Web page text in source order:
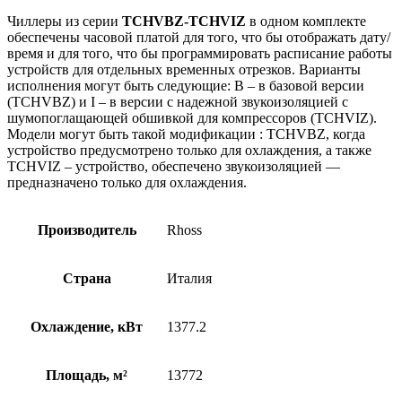
Чиллеры из серии TCHVBZ-TCHVIZ в одном комплекте
обеспечены часовой платой для того, что бы отображать дату/
время и для того, что бы программировать расписание работы
устройств для отдельных временных отрезков. Варианты
исполнения могут быть следующие: B – в базовой версии
(TCHVBZ) и I – в версии с надежной звукоизоляцией с
шумопоглащающей обшивкой для компрессоров (TCHVIZ).
Модели могут быть такой модификации : TCHVBZ, когда
устройство предусмотрено только для охлаждения, а также
TCHVIZ – устройство, обеспечено звукоизоляцией —
предназначено только для охлаждения.
Производитель Rhoss
Страна Италия
Охлаждение, кВт 1377.2
Площадь, м² 13772